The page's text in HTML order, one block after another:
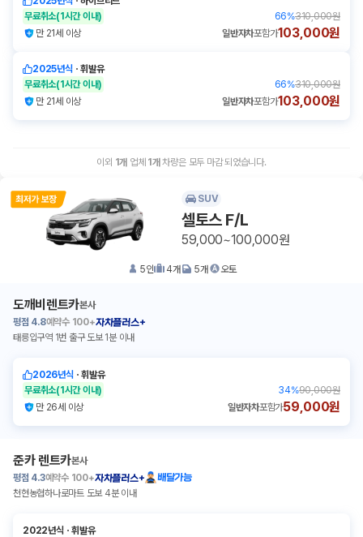
무료취소(1시간 이내) 66%310,000원
만 21세 이상
일반자차포함가103,000원
2025년식 ㆍ휘발유
무료취소(1시간 이내) 66%310,000원
만 21세 이상
일반자차포함가103,000원
이외 1개 업체 1 개 차량은 모두 마감 되었습니다.
SUV
셀토스 F/L
59,000~100,000원
5인 4개 5개 오토
도깨비렌트카본사
평점 4.8예약수 100+자차플러스+
태릉입구역 1번 출구 도보 1분 이내
2026년식 ㆍ휘발유
무료취소(1시간 이내) 34%90,000원
만 26세 이상
일반자차포함가59,000원
준카 렌트카본사
평점 4.3예약수 100+자차플러스+
배달가능
천현농협하나로마트 도보 4분 이내
2022년식 ㆍ휘발유